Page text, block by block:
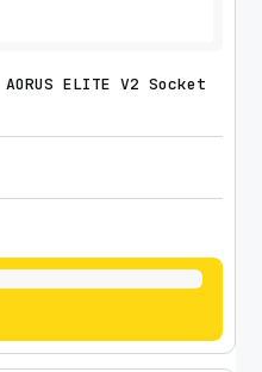
ELITE V2 Socket